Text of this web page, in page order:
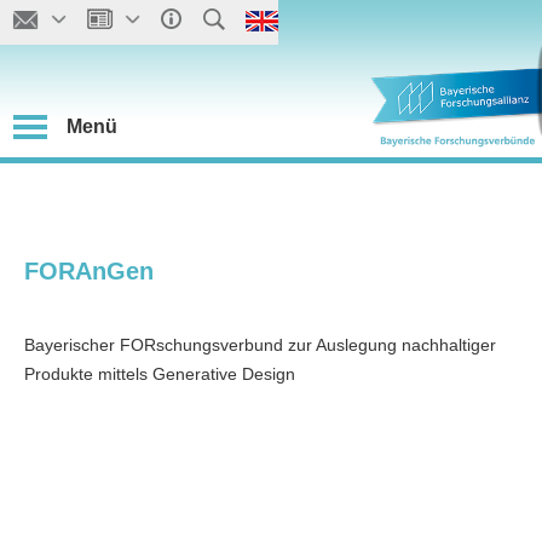
Menü
FORAnGen
Bayerischer FORschungsverbund zur Auslegung nachhaltiger
Produkte mittels Generative Design